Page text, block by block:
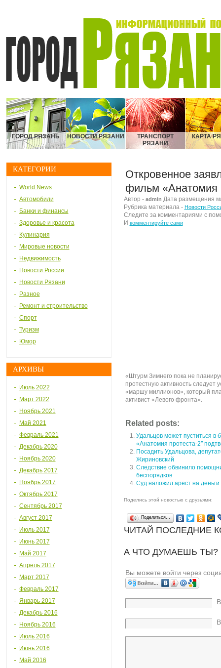
ГОРОД РЯЗАНЬ НОВОСТИ РЯЗАНИ
ТРАНСПОРТ
РЯЗАНИ
КАРТА
КАТЕГОРИИ
World News
Автомобили
Банки и финансы
Здоровье и красота
Кулинария
Мировые новости
Недвижимость
Новости России
Новости Рязани
Разное
Ремонт и строительство
Спорт
Туризм
Юмор
АРХИВЫ
Июль 2022
Март 2022
Ноябрь 2021
Май 2021
Февраль 2021
Декабрь 2020
Ноябрь 2020
Декабрь 2017
Ноябрь 2017
Октябрь 2017
Сентябрь 2017
Август 2017
Июль 2017
Июнь 2017
Май 2017
Апрель 2017
Март 2017
Февраль 2017
Январь 2017
Декабрь 2016
Ноябрь 2016
Июль 2016
Июнь 2016
Май 2016
Откровенное
фильм «Анатомия
Автор - admin Дата размещения
Рубрика материала - Новости
Следите за комментариями с
И комментируйте сами
«Штурм Зимнего пока не
протестную активность следует
«маршу миллионов», который
активист «Левого фронта».
Related posts:
Удальцов может пуститься в
«Анатомия протеста-2″
Посадить Удальцова,
Жириновский
Следствие обвинило
беспорядков
Суд наложил арест на
Поделись этой новостью с друзьями:
Поделиться…
ЧИТАЙ ПОСЛЕДНИЕ
А ЧТО ДУМАЕШЬ
Вы можете войти через